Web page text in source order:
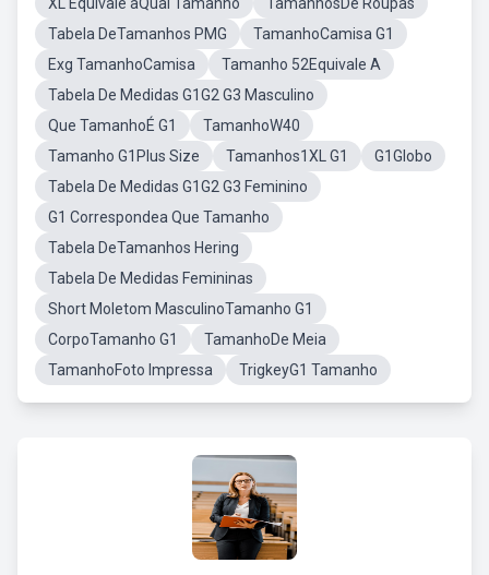
Tabela DeTamanhos PMG
TamanhoCamisa G1
Exg TamanhoCamisa
Tamanho 52Equivale A
Tabela De Medidas G1G2 G3 Masculino
Que TamanhoÉ G1
TamanhoW40
Tamanho G1Plus Size
Tamanhos1XL G1
G1Globo
Tabela De Medidas G1G2 G3 Feminino
G1 Correspondea Que Tamanho
Tabela DeTamanhos Hering
Tabela De Medidas Femininas
Short Moletom MasculinoTamanho G1
CorpoTamanho G1
TamanhoDe Meia
TamanhoFoto Impressa
TrigkeyG1 Tamanho